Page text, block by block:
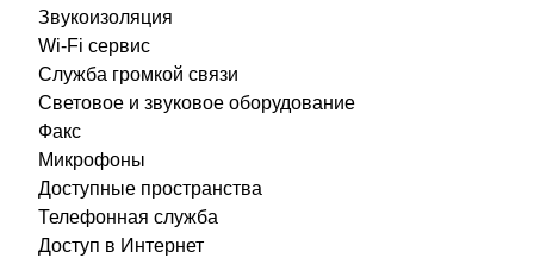
Звукоизоляция
Wi-Fi сервис
Служба громкой связи
Световое и звуковое оборудование
Факс
Микрофоны
Доступные пространства
Телефонная служба
Доступ в Интернет